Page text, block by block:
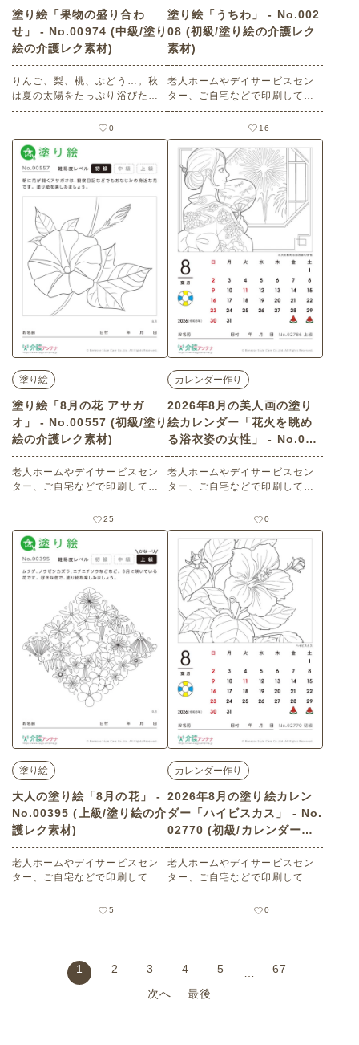
塗り絵「果物の盛り合わ
せ」 - No.00974 (中級/塗り
絵の介護レク素材)
りんご、梨、桃、ぶどう…。秋
は夏の太陽をたっぷり浴びた、
さまざまな果物が収穫されま
す。塗り絵を楽しみましょう。
老人ホームやデイサービスセン
ター、ご自宅などで印刷してお
使いいただける無料の高齢者向
け介護レク素材 塗り絵「果物の
盛り合わせ」（塗り絵・中級）
です。 関連キーワード：フルー
ツ・果実・ぶどう・りんご・
梨・ざる・食卓・旬の味覚・デ
ザート・紅葉
0
塗り絵「うちわ」 - No.002
08 (初級/塗り絵の介護レク
素材)
老人ホームやデイサービスセン
ター、ご自宅などで印刷してお
使いいただける無料の高齢者向
け介護レク素材（塗り絵・初
級）です。
16
塗り絵
塗り絵「8月の花 アサガ
オ」 - No.00557 (初級/塗り
絵の介護レク素材)
老人ホームやデイサービスセン
ター、ご自宅などで印刷してお
使いいただける無料の高齢者向
け介護レク素材（塗り絵・初
級）です。
25
カレンダー作り
2026年8月の美人画の塗り
絵カレンダー「花火を眺め
る浴衣姿の女性」 - No.027
86 (上級/カレンダー作りの
介護レク素材)
老人ホームやデイサービスセン
ター、ご自宅などで印刷してお
使いいただける無料の高齢者向
け介護レク素材 2026年8月の美
人画の塗り絵カレンダー「花火
を眺める浴衣姿の女性」（カレ
ンダー作り・上級）です。 関連
キーワード：うちわ・浴衣・人
物・鑑賞・光景・夜・女性
0
塗り絵
大人の塗り絵「8月の花」 -
No.00395 (上級/塗り絵の介
護レク素材)
老人ホームやデイサービスセン
ター、ご自宅などで印刷してお
使いいただける無料の高齢者向
け介護レク素材（塗り絵・上
5
カレンダー作り
2026年8月の塗り絵カレン
ダー「ハイビスカス」 - No.
02770 (初級/カレンダー作
りの介護レク素材)
老人ホームやデイサービスセン
ター、ご自宅などで印刷してお
使いいただける無料の高齢者向
け介護レク素材 2026年8月の塗
花・観賞植物・花素材・装飾・
0
1 2 3 4 5
67
次へ
最後